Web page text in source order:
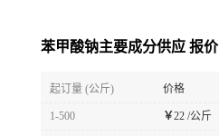
苯甲酸钠主要成分供应 报价
起订量 (公斤) 价格
1-500 ￥22 /公斤